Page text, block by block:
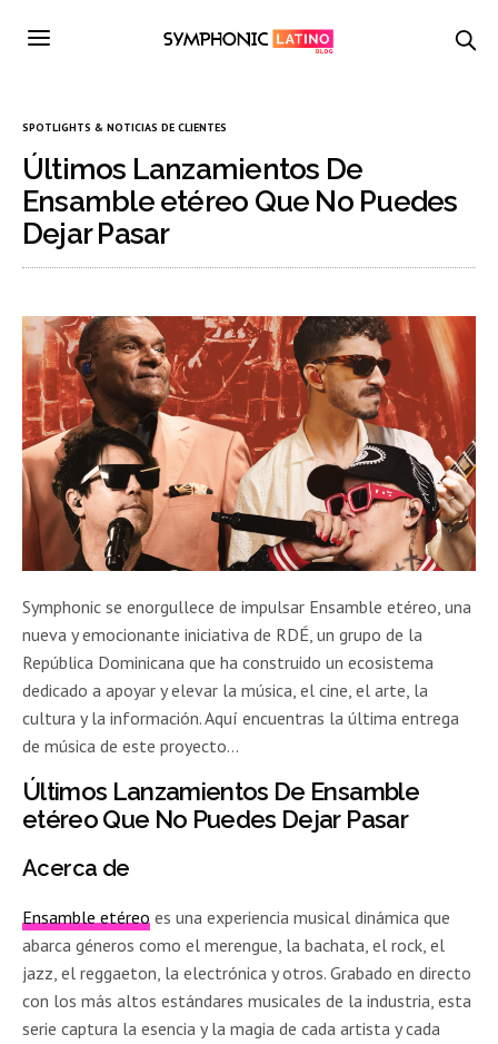
SPOTLIGHTS & NOTICIAS DE CLIENTES
Últimos Lanzamientos De
Ensamble etéreo Que No Puedes
Dejar Pasar
Symphonic se enorgullece de impulsar Ensamble etéreo, una
nueva y emocionante iniciativa de RDÉ, un grupo de la
República Dominicana que ha construido un ecosistema
dedicado a apoyar y elevar la música, el cine, el arte, la
cultura y la información. Aquí encuentras la última entrega
de música de este proyecto…
Últimos Lanzamientos De Ensamble
etéreo Que No Puedes Dejar Pasar
Acerca de
Ensamble etéreo es una experiencia musical dinámica que
abarca géneros como el merengue, la bachata, el rock, el
jazz, el reggaeton, la electrónica y otros. Grabado en directo
con los más altos estándares musicales de la industria, esta
serie captura la esencia y la magia de cada artista y cada